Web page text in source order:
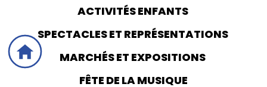
ACTIVITÉS ENFANTS
SPECTACLES ET REPRÉSENTATIONS
MARCHÉS ET EXPOSITIONS
FÊTE DE LA MUSIQUE